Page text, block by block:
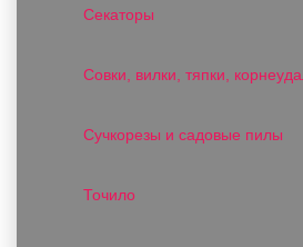
Секаторы
Совки, вилки, тяпки,
Сучкорезы и садовые пилы
Точило